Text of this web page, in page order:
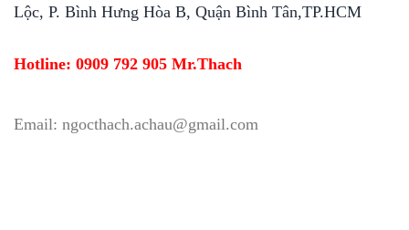
Lộc, P. Bình Hưng Hòa B, Quận Bình Tân,TP.HCM
Hotline: 0909 792 905 Mr.Thach
Email: ngocthach.achau@gmail.com